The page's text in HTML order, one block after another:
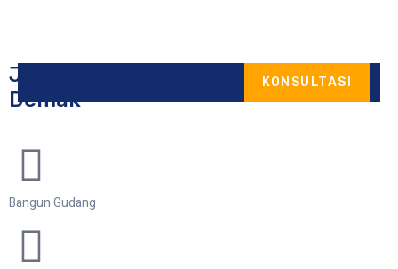
KONSULTASI
Jasa bangun gudang di Kabupaten
Demak
Bangun Gudang